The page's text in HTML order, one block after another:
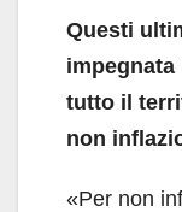
Questi
tutto il
non
«Per non